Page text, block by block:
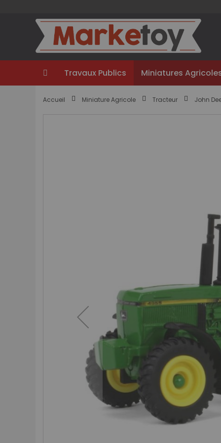
contenu
Travaux Publics Miniatures
Accueil Miniature Agricole Tracteur John